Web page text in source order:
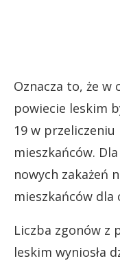
Oznacza to, że
powiecie leskim
19 w przeliczeniu
mieszkańców.
nowych zakażeń
mieszkańców dla
Liczba zgonów z
leskim wyniosła